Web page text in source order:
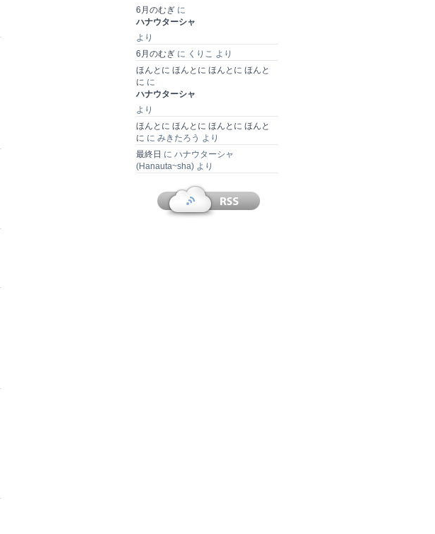
6月のむぎ に
ハナウターシャ
より
6月のむぎ に くりこ より
ほんとに ほんとに ほんとに ほんと
に に
ハナウターシャ
より
ほんとに ほんとに ほんとに ほんと
に に みきたろう より
最終日 に ハナウターシャ
(Hanauta~sha) より